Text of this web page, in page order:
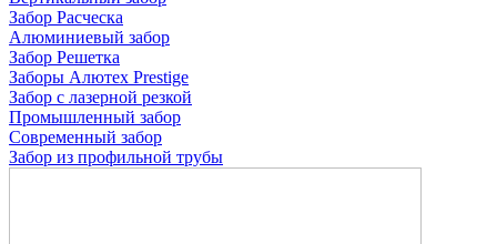
Забор Расческа
Алюминиевый забор
Забор Решетка
Заборы Алютех Prestige
Забор с лазерной резкой
Промышленный забор
Современный забор
Забор из профильной трубы